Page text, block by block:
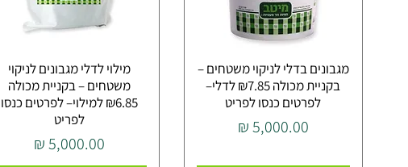
מגבונים בדלי לניקוי משטחים –
בקניית מכולה ₪7.85 לדלי–
לפרטים כנסו לפריט
מחיר
מילוי לדלי מגבונים לניקוי
משטחים – בקניית מכולה
₪6.85 למילוי– לפרטים כנסו
לפריט
מחיר